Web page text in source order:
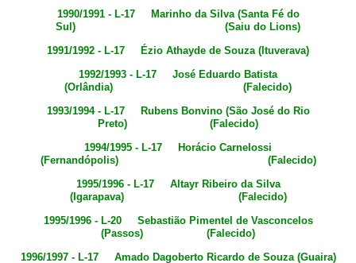
1990/1991 - L-17 Marinho da Silva (Santa Fé do
Sul) (Saiu do Lions)
1991/1992 - L-17 Ézio Athayde de Souza (Ituverava)
1992/1993 - L-17 José Eduardo Batista
(Orlândia) (Falecido)
1993/1994 - L-17 Rubens Bonvino (São José do Rio
Preto) (Falecido)
1994/1995 - L-17 Horácio Carnelossi
(Fernandópolis) (Falecido)
1995/1996 - L-17 Altayr Ribeiro da Silva
(Igarapava) (Falecido)
1995/1996 - L-20 Sebastião Pimentel de Vasconcelos
(Passos) (Falecido)
1996/1997 - L-17 Amado Dagoberto Ricardo de Souza (Guaira)